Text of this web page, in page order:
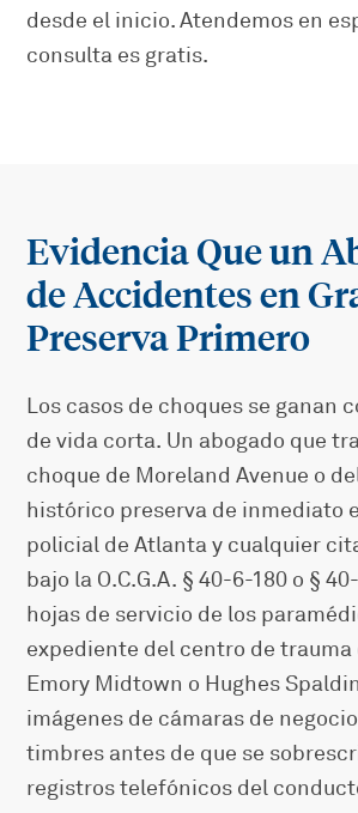
desde el inicio. Atendemos en
consulta es gratis.
Evidencia Que un
de Accidentes en
Preserva Primero
Los casos de choques se ganan
de vida corta. Un abogado que
choque de Moreland Avenue o
histórico preserva de inmediato
policial de Atlanta y cualquier
bajo la O.C.G.A. § 40-6-180 o §
hojas de servicio de los
expediente del centro de trauma
Emory Midtown o Hughes
imágenes de cámaras de
timbres antes de que se
registros telefónicos del